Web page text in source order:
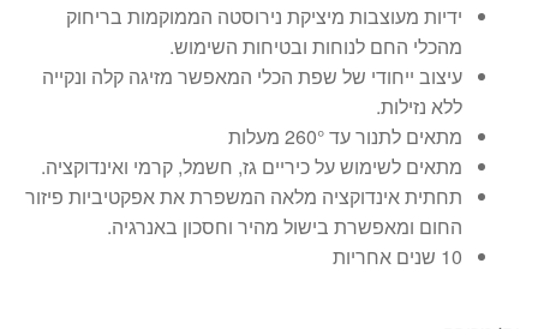
ידיות מעוצבות מיציקת נירוסטה הממוקמות בריחוק
מהכלי החם לנוחות ובטיחות השימוש.
עיצוב ייחודי של שפת הכלי המאפשר מזיגה קלה ונקייה
ללא נזילות.
מתאים לתנור עד 260° מעלות
מתאים לשימוש על כיריים גז, חשמל, קרמי ואינדוקציה.
תחתית אינדוקציה מלאה המשפרת את אפקטיביות פיזור
החום ומאפשרת בישול מהיר וחסכון באנרגיה.
10 שנים אחריות